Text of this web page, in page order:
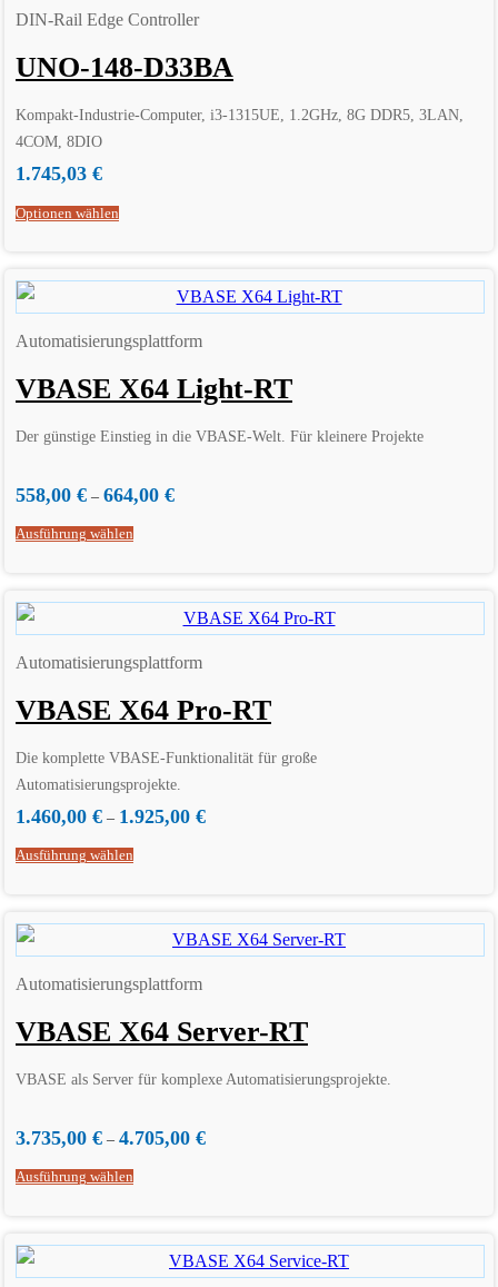
DIN-Rail Edge Controller
UNO-148-D33BA
Kompakt-Industrie-Computer, i3-1315UE, 1.2GHz, 8G DDR5, 3LAN,
4COM, 8DIO
1.745,03 €
Optionen wählen
Automatisierungsplattform
VBASE X64 Light-RT
Der günstige Einstieg in die VBASE-Welt. Für kleinere Projekte
558,00 € – 664,00 €
Ausführung wählen
Automatisierungsplattform
VBASE X64 Pro-RT
Die komplette VBASE-Funktionalität für große
Automatisierungsprojekte.
1.460,00 € – 1.925,00 €
Ausführung wählen
Automatisierungsplattform
VBASE X64 Server-RT
VBASE als Server für komplexe Automatisierungsprojekte.
3.735,00 € – 4.705,00 €
Ausführung wählen